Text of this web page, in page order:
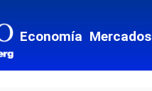
Economía Mercados